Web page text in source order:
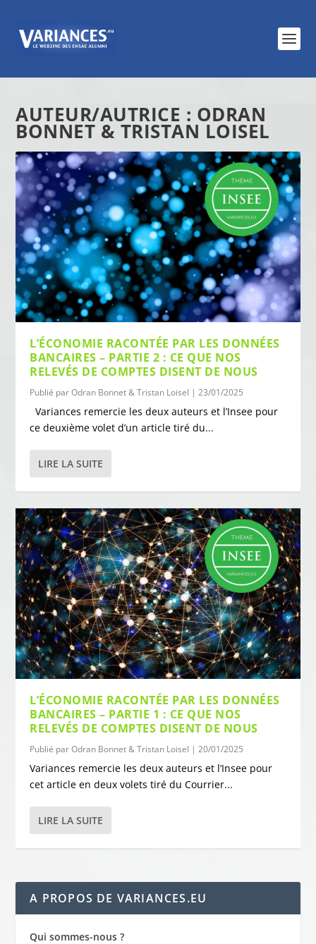
AUTEUR/AUTRICE : ODRAN
BONNET & TRISTAN LOISEL
L’ÉCONOMIE RACONTÉE PAR LES DONNÉES
BANCAIRES – PARTIE 2 : CE QUE NOS
RELEVÉS DE COMPTES DISENT DE NOUS
Publié parOdran Bonnet & Tristan Loisel |23/01/2025
Variances remercie les deux auteurs et l’Insee pour
ce deuxième volet d’un article tiré du...
LIRE LA SUITE
L’ÉCONOMIE RACONTÉE PAR LES DONNÉES
BANCAIRES – PARTIE 1 : CE QUE NOS
RELEVÉS DE COMPTES DISENT DE NOUS
Publié parOdran Bonnet & Tristan Loisel |20/01/2025
Variances remercie les deux auteurs et l’Insee pour
cet article en deux volets tiré du Courrier...
LIRE LA SUITE
A PROPOS DE VARIANCES.EU
Qui sommes-nous ?